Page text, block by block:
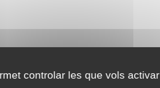
controlar les que vols activar